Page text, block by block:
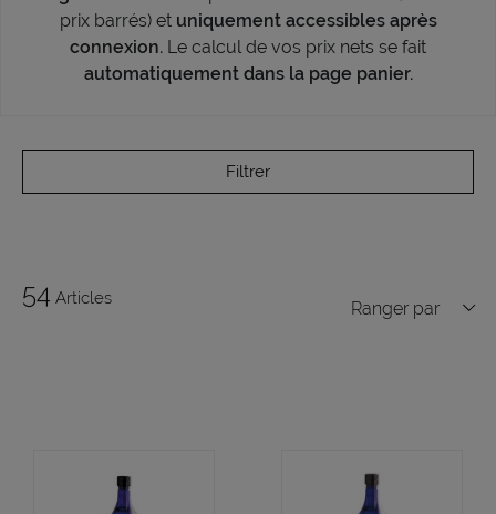
prix barrés) et uniquement accessibles après
connexion. Le calcul de vos prix nets se fait
automatiquement dans la page panier.
Filtrer
54 Articles Ranger par